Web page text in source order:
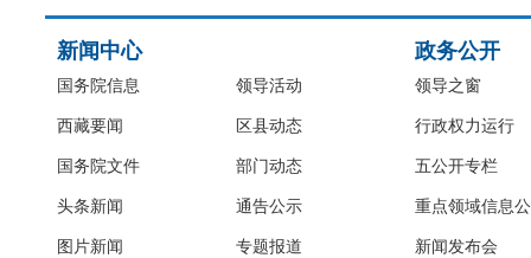
新闻中心
国务院信息
西藏要闻
国务院文件
头条新闻
图片新闻
领导活动
区县动态
部门动态
通告公示
专题报道
政务公开
领导之窗
行政权力运行
五公开专栏
重点领域信息
新闻发布会